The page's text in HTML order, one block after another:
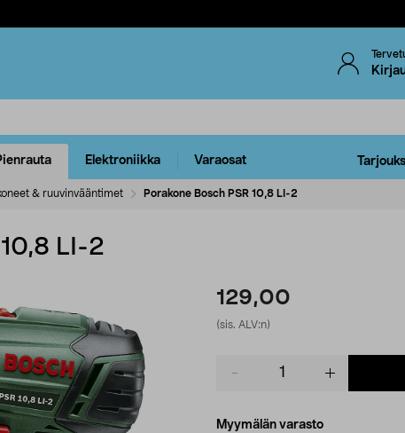
Elektroniikka Varaosat
& ruuvinvääntimet Porakone Bosch PSR 10,8 LI-2
LI-2
129,00
(sis. ALV:n)
Myymälän varasto